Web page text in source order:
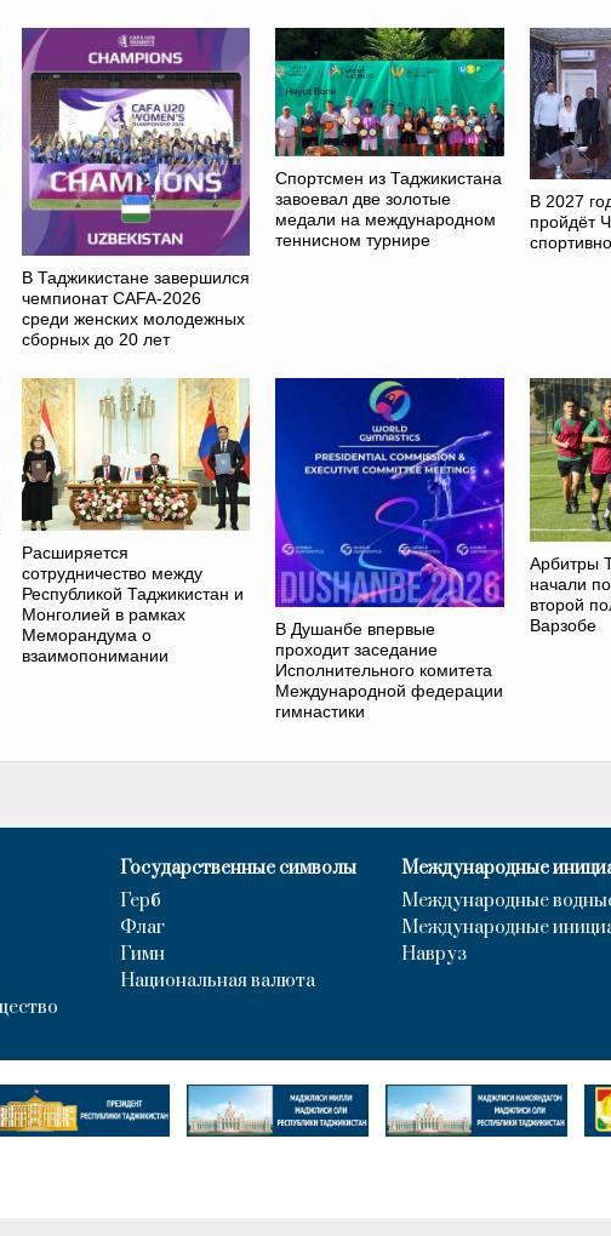
В Таджикистане завершился
чемпионат CAFA-2026
среди женских молодежных
сборных до 20 лет
Спортсмен из Таджикистана
завоевал две золотые
медали на международном
теннисном турнире
В 2027
пройдёт
Расширяется
сотрудничество между
Республикой Таджикистан и
Монголией в рамках
Меморандума о
взаимопонимании
В Душанбе впервые
проходит заседание
Исполнительного комитета
Международной федерации
гимнастики
Арбитры
начали
второй
Варзобе
Государственные символы
Герб
Флаг
Гимн
Национальная валюта
Международные
Международные
Международные
Навруз